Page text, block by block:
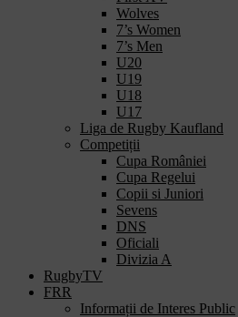
Wolves
7’s Women
7’s Men
U20
U19
U18
U17
Liga de Rugby Kaufland
Competiții
Cupa României
Cupa Regelui
Copii si Juniori
Sevens
DNS
Oficiali
Divizia A
RugbyTV
FRR
Informații de Interes Public